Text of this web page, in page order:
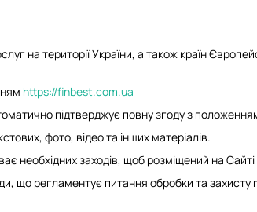
на території України, а також країн
https://finbest.com.ua
підтверджує повну згоду з
фото, відео та інших матеріалів.
заходів, щоб розміщений на Сайті
що регламентує питання обробки та